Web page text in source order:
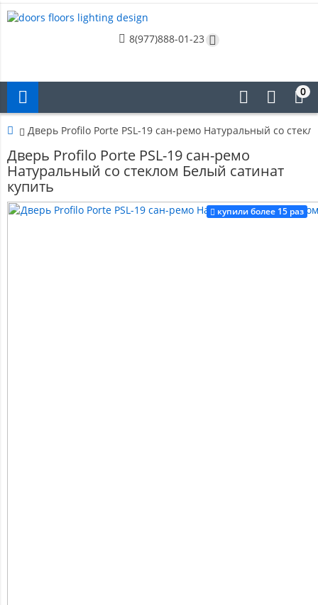
8(977)888-01-23
0
Дверь Profilo Porte PSL-19 сан-ремо Натуральный со
Дверь Profilo Porte PSL-19 сан-ремо
Натуральный со стеклом Белый сатинат
купить
купили более 15 раз